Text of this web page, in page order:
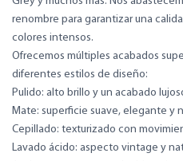
renombre para garantizar una
colores intensos.
Ofrecemos múltiples acabados
diferentes estilos de diseño:
Pulido: alto brillo y un acabado
Mate: superficie suave, elegante y
Cepillado: texturizado con
Lavado ácido: aspecto vintage y